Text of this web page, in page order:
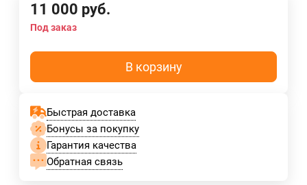
11 000 руб.
Под заказ
В корзину
Быстрая доставка
Бонусы за покупку
Гарантия качества
Обратная связь